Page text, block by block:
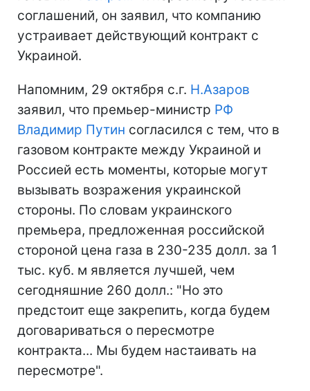
соглашений, он заявил, что компанию
устраивает действующий контракт с
Украиной.
Напомним, 29 октября с.г. Н.Азаров
заявил, что премьер-министр РФ
Владимир Путин согласился с тем, что в
газовом контракте между Украиной и
Россией есть моменты, которые могут
вызывать возражения украинской
стороны. По словам украинского
премьера, предложенная российской
стороной цена газа в 230-235 долл. за 1
тыс. куб. м является лучшей, чем
сегодняшние 260 долл.: "Но это
предстоит еще закрепить, когда будем
договариваться о пересмотре
контракта... Мы будем настаивать на
пересмотре".